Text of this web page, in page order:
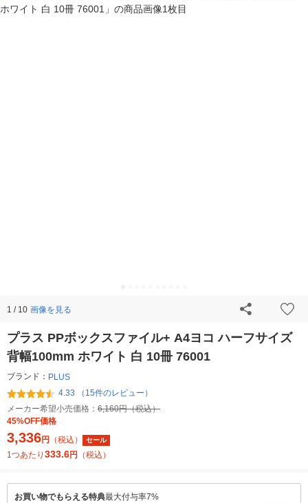
1 / 10 画像を見る
プラス PPボックスファイル+ A4ヨコ ハーフサイズ
背幅100mm ホワイト 白 10冊 76001
ブランド： PLUS
4.33 （15件のレビュー）
メーカー希望小売価格： 6,160円（税込）
45%OFF価格
3,336円 （税込） セール
1つあたり 333.6円 （税込）
お買い物でもらえる特典最大付与率7%